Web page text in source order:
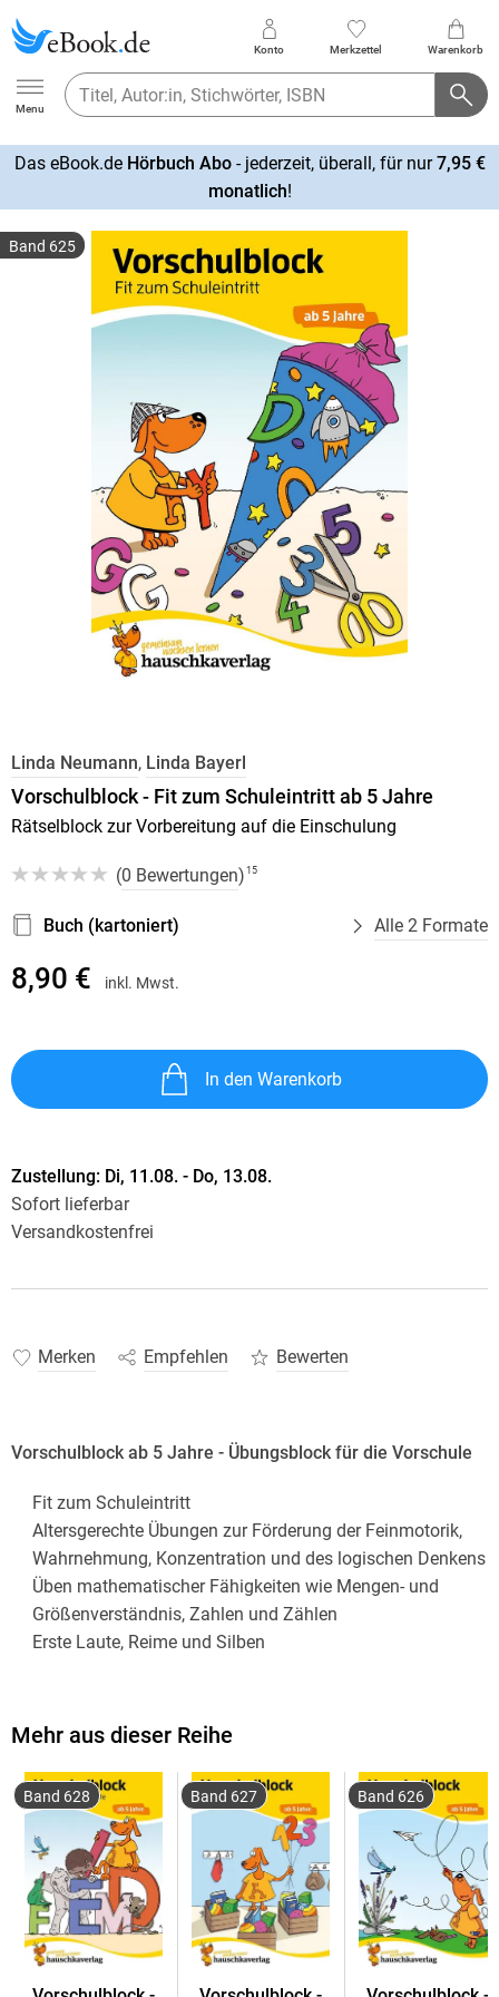
Ebook.de
Menu
Konto Merkzettel Warenkorb
Das eBook.de Hörbuch Abo- jederzeit, überall, für nur7,95 €
monatlich!
Band 625
Linda Neumann, Linda Bayerl
Vorschulblock - Fit zum Schuleintritt ab 5 Jahre
Rätselblock zur Vorbereitung auf die Einschulung
(0 Bewertungen) 15
Buch (kartoniert) Alle 2 Formate
8,90 € inkl. Mwst.
In den Warenkorb
Zustellung: Di, 11.08. - Do, 13.08.
Sofort lieferbar
Versandkostenfrei
Merken Empfehlen Bewerten
Vorschulblock ab 5 Jahre - Übungsblock für die Vorschule
Fit zum Schuleintritt
Altersgerechte Übungen zur Förderung der Feinmotorik,
Wahrnehmung, Konzentration und des logischen Denkens
Üben mathematischer Fähigkeiten wie Mengen- und
Größenverständnis, Zahlen und Zählen
Erste Laute, Reime und Silben
unterwegs
Fakten zu diesem Vorschulblock
DIN A5-Block
64 Seiten
Liebevoll farbig illustriert
Mit Lösungsteil am Ende des Blocks
Mehr aus dieser Reihe
Band 628 Band 627 Band 626